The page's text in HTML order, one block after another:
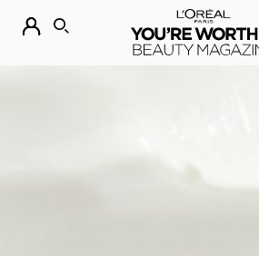
DESCUBRE NUESTRAS NOVEDADES.
BUSCAR